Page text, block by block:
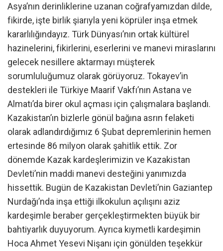
Asya’nın derinliklerine uzanan coğrafyamızdan dilde,
fikirde, işte birlik şiarıyla yeni köprüler inşa etmek
kararlılığındayız. Türk Dünyası’nın ortak kültürel
hazinelerini, fikirlerini, eserlerini ve manevi miraslarını
gelecek nesillere aktarmayı müşterek
sorumluluğumuz olarak görüyoruz. Tokayev’in
destekleri ile Türkiye Maarif Vakfı’nın Astana ve
Almatı’da birer okul açması için çalışmalara başlandı.
Kazakistan’ın bizlerle gönül bağına asrın felaketi
olarak adlandırdığımız 6 Şubat depremlerinin hemen
ertesinde 86 milyon olarak şahitlik ettik. Zor
dönemde Kazak kardeşlerimizin ve Kazakistan
Devleti’nin maddi manevi desteğini yanımızda
hissettik. Bugün de Kazakistan Devleti’nin Gaziantep
Nurdağı’nda inşa ettiği ilkokulun açılışını aziz
kardeşimle beraber gerçekleştirmekten büyük bir
bahtiyarlık duyuyorum. Ayrıca kıymetli kardeşimin
Hoca Ahmet Yesevi Nişanı için gönülden teşekkür